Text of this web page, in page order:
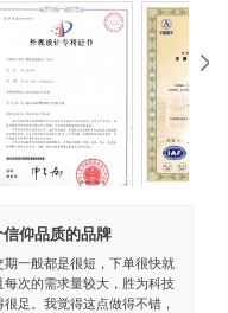
ISO9001中文
信仰品质的品牌
期一般都是很短，下单很快就
每次的需求量较大，胜为科技
足。我觉得这点做得不错，